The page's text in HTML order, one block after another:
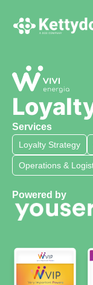
Services
Loyalty Strategy
Operations &
Powered by